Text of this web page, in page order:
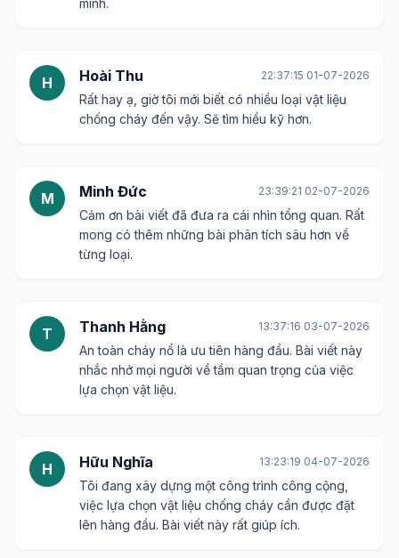
mình.
H Hoài Thu 22:37:15 01-07-2026
Rất hay ạ, giờ tôi mới biết có nhiều loại vật liệu
chống cháy đến vậy. Sẽ tìm hiểu kỹ hơn.
M Minh Đức 23:39:21 02-07-2026
Cảm ơn bài viết đã đưa ra cái nhìn tổng quan. Rất
mong có thêm những bài phân tích sâu hơn về
từng loại.
T Thanh Hằng 13:37:16 03-07-2026
An toàn cháy nổ là ưu tiên hàng đầu. Bài viết này
nhắc nhở mọi người về tầm quan trọng của việc
lựa chọn vật liệu.
H Hữu Nghĩa 13:23:19 04-07-2026
Tôi đang xây dựng một công trình công cộng,
việc lựa chọn vật liệu chống cháy cần được đặt
lên hàng đầu. Bài viết này rất giúp ích.